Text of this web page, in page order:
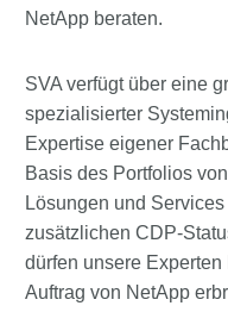
NetApp beraten.
SVA verfügt über eine
spezialisierter
Expertise eigener
Basis des Portfolios
Lösungen und
zusätzlichen CDP-
dürfen unsere
Auftrag von NetApp